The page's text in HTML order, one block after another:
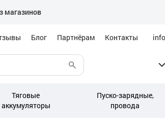
магазинов
Блог Партнёрам Контакты
Тяговые
аккумуляторы
Пуско-зарядные,
провода